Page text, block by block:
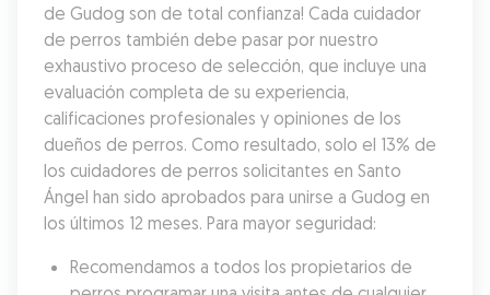
de Gudog son de total confianza! Cada cuidador
de perros también debe pasar por nuestro
exhaustivo proceso de selección, que incluye una
evaluación completa de su experiencia,
calificaciones profesionales y opiniones de los
dueños de perros. Como resultado, solo el 13% de
los cuidadores de perros solicitantes en Santo
Ángel han sido aprobados para unirse a Gudog en
los últimos 12 meses. Para mayor seguridad:
Recomendamos a todos los propietarios de